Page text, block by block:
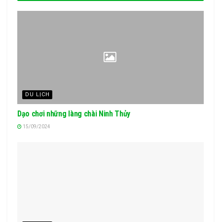
DU LỊCH
Dạo chơi những làng chài Ninh Thủy
15/09/2024